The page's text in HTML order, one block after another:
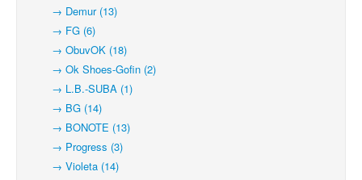
→ Demur (13)
→ FG (6)
→ ObuvOK (18)
→ Ok Shoes-Gofin (2)
→ L.B.-SUBA (1)
→ BG (14)
→ BONOTE (13)
→ Progress (3)
→ Violeta (14)